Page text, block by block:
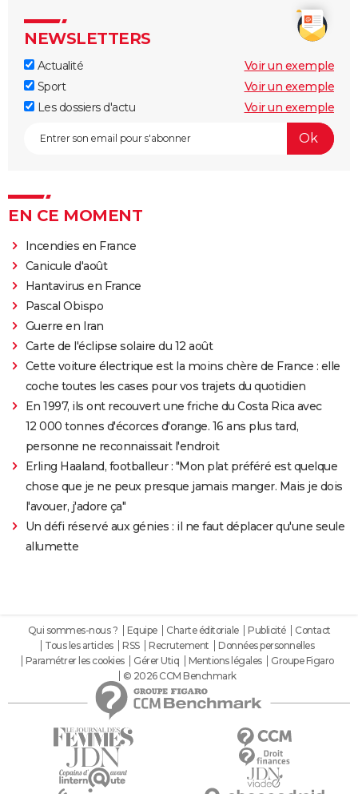
NEWSLETTERS
Actualité
Voir un exemple
Sport
Voir un exemple
Les dossiers d'actu
Voir un exemple
EN CE MOMENT
Incendies en France
Canicule d'août
Hantavirus en France
Pascal Obispo
Guerre en Iran
Carte de l'éclipse solaire du 12 août
Cette voiture électrique est la moins chère de France : elle
coche toutes les cases pour vos trajets du quotidien
En 1997, ils ont recouvert une friche du Costa Rica avec
12 000 tonnes d'écorces d'orange. 16 ans plus tard,
personne ne reconnaissait l'endroit
Erling Haaland, footballeur : "Mon plat préféré est quelque
chose que je ne peux presque jamais manger. Mais je dois
l'avouer, j'adore ça"
Un défi réservé aux génies : il ne faut déplacer qu'une seule
allumette
Qui sommes-nous ? Equipe Charte éditoriale Publicité
Contact
Tous les articles
RSS Recrutement
Données personnelles
Paramétrer les cookies
Gérer Utiq Mentions légales
Groupe Figaro
© 2026 CCM Benchmark